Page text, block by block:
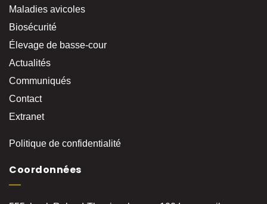
Maladies avicoles
Biosécurité
Élevage de basse-cour
Actualités
Communiqués
Contact
Extranet
Politique de confidentialité
Coordonnées